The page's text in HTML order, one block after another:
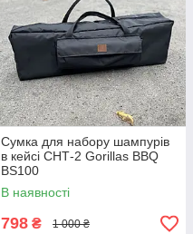
Сумка для набору шампурів
в кейсі СНТ-2 Gorillas BBQ
BS100
В наявності
798 ₴ 1 000 ₴